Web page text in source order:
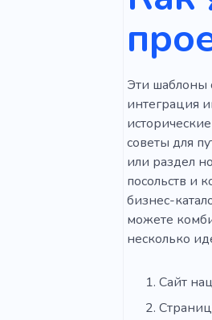
Дорогая
Эти шаблоны
интеграция
советы для
или раздел
посольств и
бизнес-
можете
несколько
Сайт